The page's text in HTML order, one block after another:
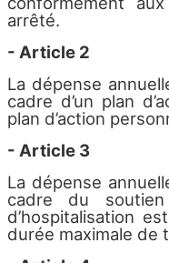
arrêté.
- Article 2
La dépense
cadre d’un plan
plan d’action
- Article 3
La dépense
cadre du
d’hospitalisation
durée maximale de